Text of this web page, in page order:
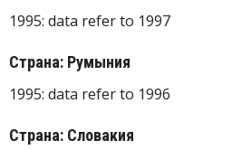
1995: data refer to 1997
Страна: Румыния
1995: data refer to 1996
Страна: Словакия